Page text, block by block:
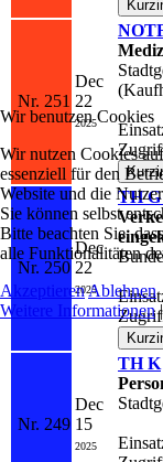
Nr. 251
Dec
22
2025
Nr. 250
Dec
22
2025
TH
Nr. 249
Dec
15
2025
TH K
Wir benutzen Cookies
Wir nutzen Cookies
essenziell für den
Website und die
Sie können selbst
Bitte beachten Sie,
alle Funktionalitäten
AkzeptierenAblehnen
Weitere Informationen